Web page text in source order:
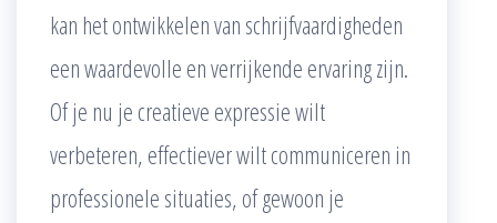
kan het ontwikkelen van schrijfvaardigheden
een waardevolle en verrijkende ervaring zijn.
Of je nu je creatieve expressie wilt
verbeteren, effectiever wilt communiceren in
professionele situaties, of gewoon je